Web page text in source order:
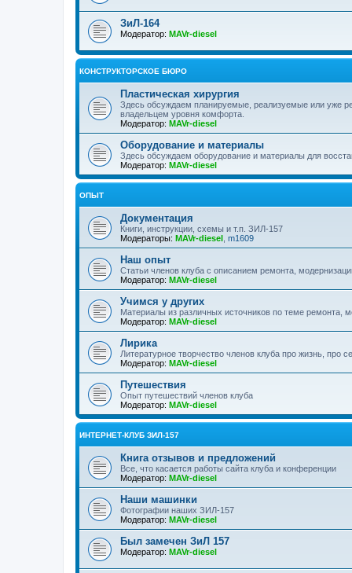
ЗиЛ-164
Модератор: MAVr-diesel
КОНСТРУКТОРСКОЕ БЮРО
Пластическая хирургия
Здесь обсуждаем планируемые, реализуемые или уже
владельцем уровня комфорта.
Модератор: MAVr-diesel
Оборудование и материалы
Здесь обсуждаем оборудование и материалы для
Модератор: MAVr-diesel
ОПЫТ
Документация
Книги, инструкции, схемы и т.п. ЗИЛ-157
Модераторы: MAVr-diesel m1609
Наш опыт
Статьи членов клуба с описанием ремонта,
Модератор: MAVr-diesel
Учимся у других
Материалы из различных источников по теме ремонта,
Модератор: MAVr-diesel
Лирика
Литературное творчество членов клуба про жизнь, про
Модератор: MAVr-diesel
Путешествия
Опыт путешествий членов клуба
Модератор: MAVr-diesel
ИНТЕРНЕТ-КЛУБ ЗИЛ-157
Книга отзывов и предложений
Все, что касается работы сайта клуба и конференции
Модератор: MAVr-diesel
Наши машинки
Фотографии наших ЗИЛ-157
Модератор: MAVr-diesel
Был замечен ЗиЛ 157
Модератор: MAVr-diesel